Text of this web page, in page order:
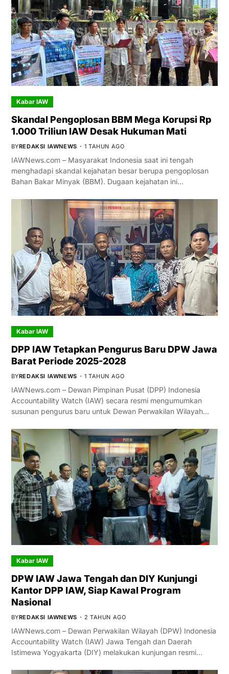
Kabar IAW
Skandal Pengoplosan BBM Mega Korupsi Rp
1.000 Triliun IAW Desak Hukuman Mati
BYREDAKSI IAWNEWS 1 TAHUN AGO
IAWNews.com – Masyarakat Indonesia saat ini tengah
menghadapi skandal kejahatan besar berupa pengoplosan
Bahan Bakar Minyak (BBM). Dugaan kejahatan ini…
Kabar IAW
DPP IAW Tetapkan Pengurus Baru DPW Jawa
Barat Periode 2025-2028
BYREDAKSI IAWNEWS 1 TAHUN AGO
IAWNews.com – Dewan Pimpinan Pusat (DPP) Indonesia
Accountability Watch (IAW) secara resmi mengumumkan
susunan pengurus baru untuk Dewan Perwakilan Wilayah…
Kabar IAW
DPW IAW Jawa Tengah dan DIY Kunjungi
Kantor DPP IAW, Siap Kawal Program
Nasional
BYREDAKSI IAWNEWS 2 TAHUN AGO
IAWNews.com – Dewan Perwakilan Wilayah (DPW) Indonesia
Accountability Watch (IAW) Jawa Tengah dan Daerah
Istimewa Yogyakarta (DIY) melakukan kunjungan resmi…